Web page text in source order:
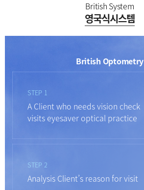
British System
영국식시스템
British Optometry
STEP 1
A Client who needs vision check
visits eyesaver optical practice
STEP 2
Analysis Client’s reason for visit